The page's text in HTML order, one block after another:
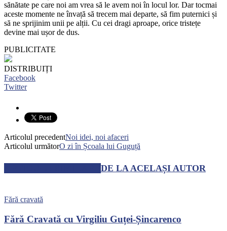
sănătate pe care noi am vrea să le avem noi în locul lor. Dar tocmai
aceste momente ne învață să trecem mai departe, să fim puternici și
să ne sprijinim unii pe alții. Cu cei dragi aproape, orice tristețe
devine mai ușor de dus.
PUBLICITATE
DISTRIBUIȚI
Facebook
Twitter
Articolul precedentNoi idei, noi afaceri
Articolul următorO zi în Școala lui Guguță
DE LA ACELAȘI AUTOR
Fără cravată
Fără Cravată cu Virgiliu Guței-Șincarenco